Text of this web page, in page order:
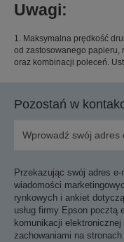
Uwagi:
1. Maksymalna prędkość
od zastosowanego papieru,
oraz kombinacji poleceń.
Pozostań w
Przekazując swój adres
wiadomości
rynkowych i ankiet
usług firmy Epson pocztą
komunikacji
zachowaniami na